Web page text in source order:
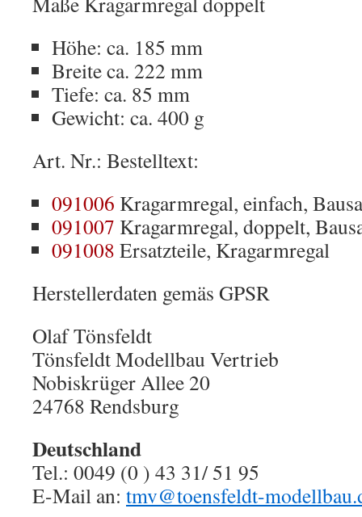
Höhe: ca. 185 mm
Breite ca. 222 mm
Tiefe: ca. 85 mm
Gewicht: ca. 400 g
Art. Nr.: Bestelltext:
091006 Kragarmregal, einfach,
091007 Kragarmregal, doppelt,
091008 Ersatzteile, Kragarmregal
Herstellerdaten gemäs GPSR
Olaf Tönsfeldt
Tönsfeldt Modellbau Vertrieb
Nobiskrüger Allee 20
24768 Rendsburg
Deutschland
Tel.: 0049 (0 ) 43 31/ 51 95
E-Mail an: tmv@toensfeldt-